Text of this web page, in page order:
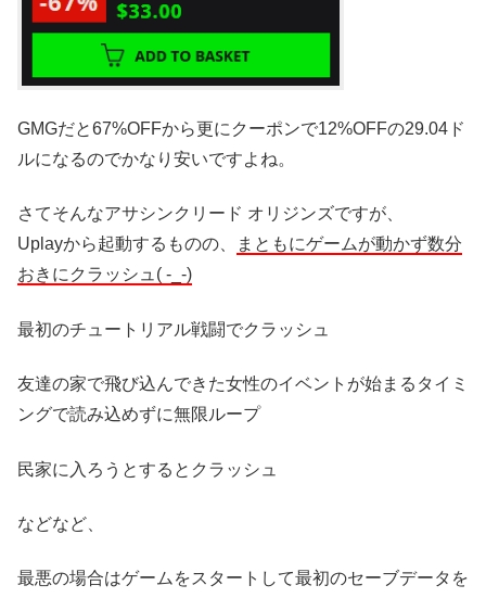
GMGだと67%OFFから更にクーポンで12%OFFの29.04ド
ルになるのでかなり安いですよね。
さてそんなアサシンクリード オリジンズですが、
Uplayから起動するものの、
まともにゲームが動かず数分
おきにクラッシュ( -_-)
最初のチュートリアル戦闘でクラッシュ
友達の家で飛び込んできた女性のイベントが始まるタイミ
ングで読み込めずに無限ループ
民家に入ろうとするとクラッシュ
などなど、
最悪の場合はゲームをスタートして最初のセーブデータを